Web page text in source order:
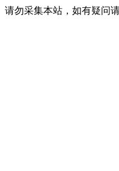
请勿采集本站，如有疑问